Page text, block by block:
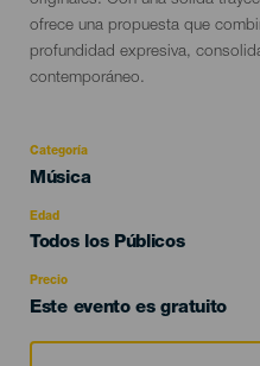
ofrece una propuesta que
profundidad expresiva,
contemporáneo.
Categoría
Categoría
evento
Música
Edad
Edad
Todos los Públicos
Precio
Este evento es gratuito